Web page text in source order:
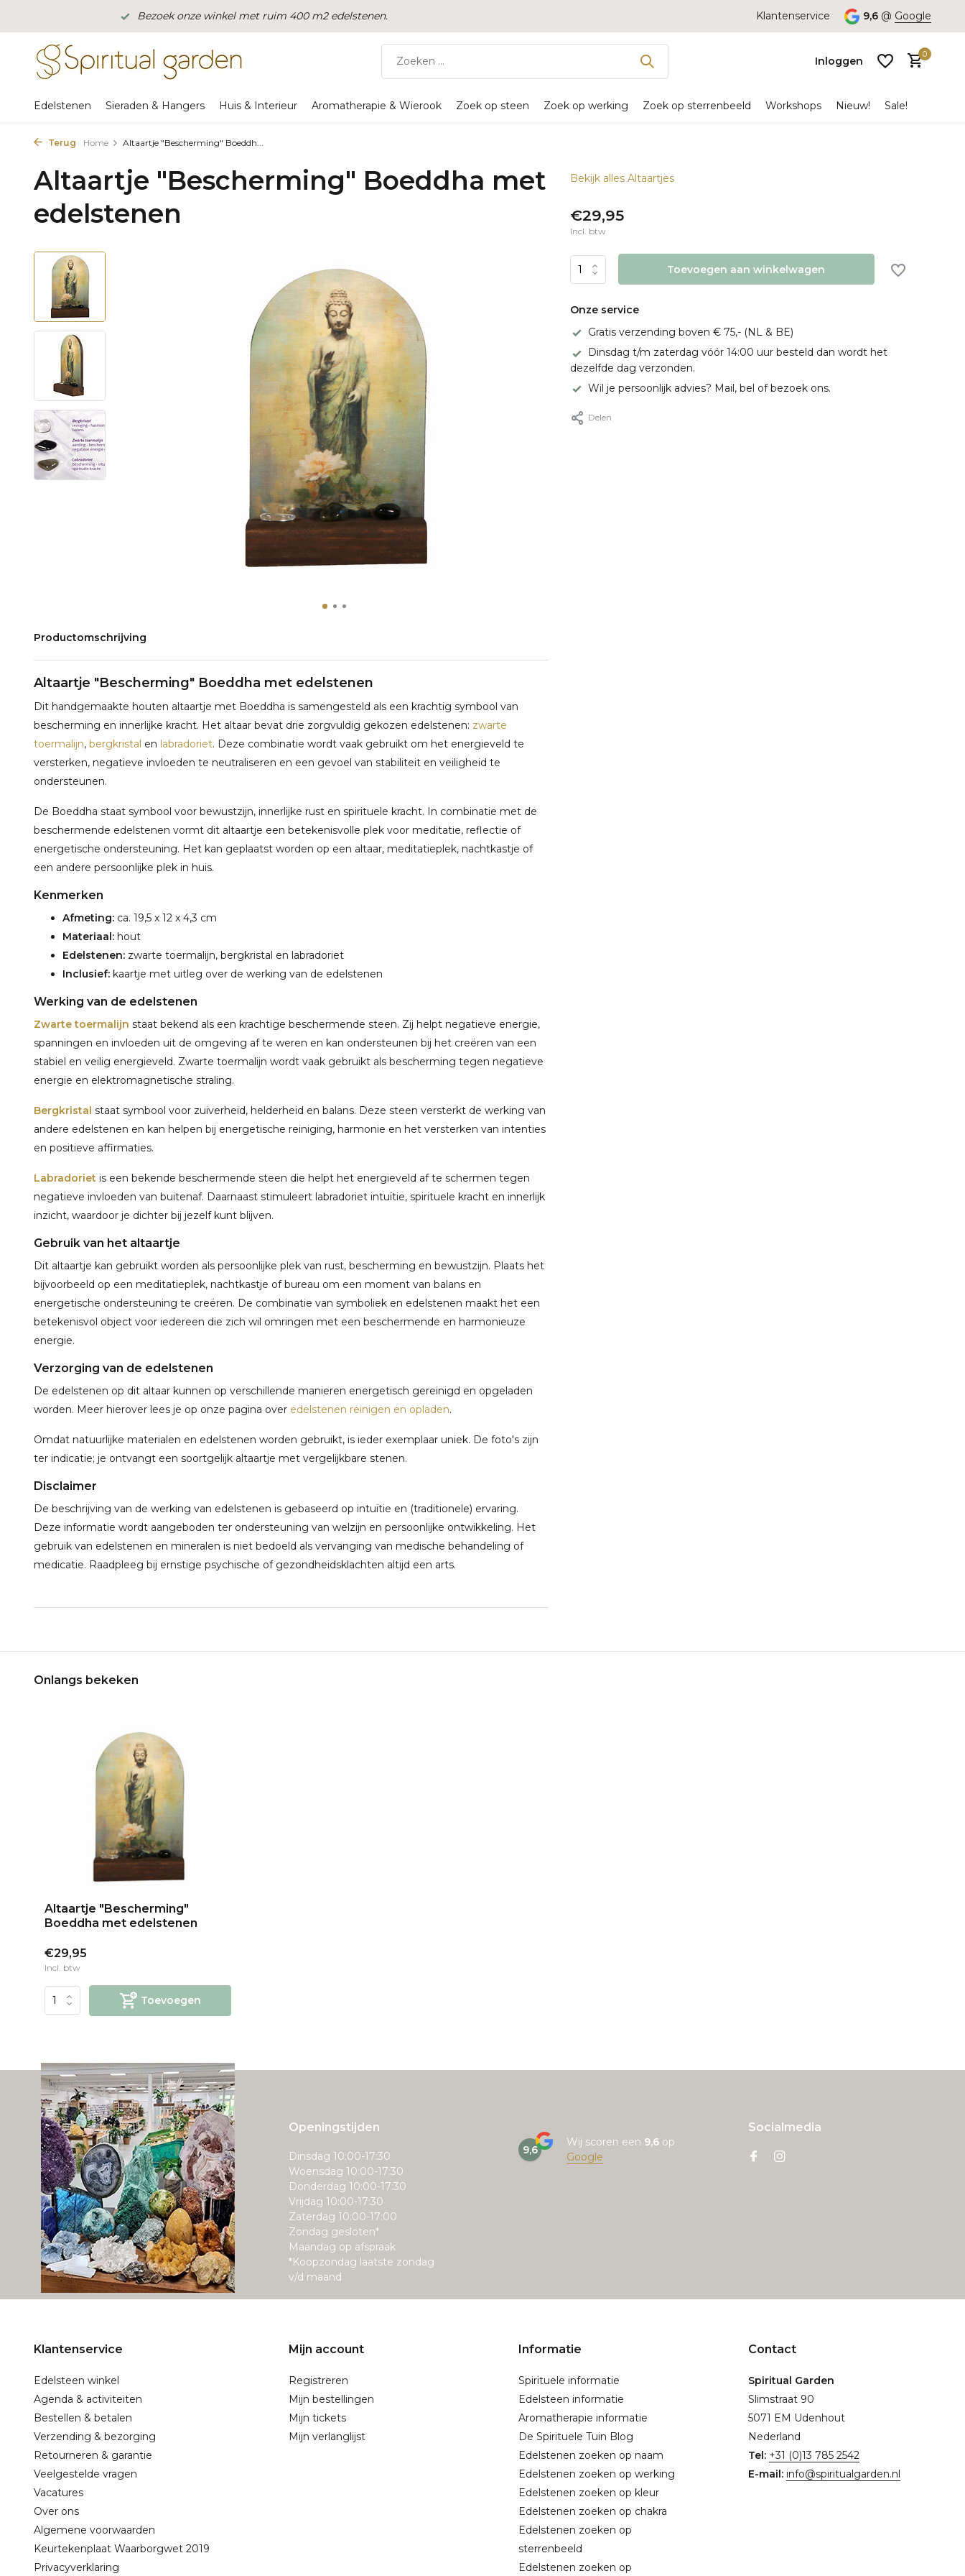
Bezoek onze winkel met ruim 400 m2 edelstenen. Klantenservice 9,6 @ Google
Inloggen
0
Edelstenen Sieraden & Hangers Huis & Interieur Aromatherapie & Wierook Zoek op steen Zoek op werking Zoek op sterrenbeeld Workshops Nieuw! Sale!
Terug Home Altaartje "Bescherming" Boeddh...
Altaartje "Bescherming" Boeddha met
edelstenen
Productomschrijving
Altaartje "Bescherming" Boeddha met edelstenen
Dit handgemaakte houten altaartje met Boeddha is samengesteld als een krachtig symbool van
bescherming en innerlijke kracht. Het altaar bevat drie zorgvuldig gekozen edelstenen: zwarte
toermalijn, bergkristal en labradoriet. Deze combinatie wordt vaak gebruikt om het energieveld te
versterken, negatieve invloeden te neutraliseren en een gevoel van stabiliteit en veiligheid te
ondersteunen.
De Boeddha staat symbool voor bewustzijn, innerlijke rust en spirituele kracht. In combinatie met de
beschermende edelstenen vormt dit altaartje een betekenisvolle plek voor meditatie, reflectie of
energetische ondersteuning. Het kan geplaatst worden op een altaar, meditatieplek, nachtkastje of
een andere persoonlijke plek in huis.
Kenmerken
Afmeting: ca. 19,5 x 12 x 4,3 cm
Materiaal: hout
Edelstenen: zwarte toermalijn, bergkristal en labradoriet
Inclusief: kaartje met uitleg over de werking van de edelstenen
Werking van de edelstenen
Zwarte toermalijn staat bekend als een krachtige beschermende steen. Zij helpt negatieve energie,
spanningen en invloeden uit de omgeving af te weren en kan ondersteunen bij het creëren van een
stabiel en veilig energieveld. Zwarte toermalijn wordt vaak gebruikt als bescherming tegen negatieve
energie en elektromagnetische straling.
Bergkristal staat symbool voor zuiverheid, helderheid en balans. Deze steen versterkt de werking van
andere edelstenen en kan helpen bij energetische reiniging, harmonie en het versterken van intenties
en positieve affirmaties.
Labradoriet is een bekende beschermende steen die helpt het energieveld af te schermen tegen
negatieve invloeden van buitenaf. Daarnaast stimuleert labradoriet intuïtie, spirituele kracht en innerlijk
inzicht, waardoor je dichter bij jezelf kunt blijven.
Gebruik van het altaartje
Dit altaartje kan gebruikt worden als persoonlijke plek van rust, bescherming en bewustzijn. Plaats het
bijvoorbeeld op een meditatieplek, nachtkastje of bureau om een moment van balans en
energetische ondersteuning te creëren. De combinatie van symboliek en edelstenen maakt het een
betekenisvol object voor iedereen die zich wil omringen met een beschermende en harmonieuze
energie.
Verzorging van de edelstenen
De edelstenen op dit altaar kunnen op verschillende manieren energetisch gereinigd en opgeladen
worden. Meer hierover lees je op onze pagina over edelstenen reinigen en opladen.
Omdat natuurlijke materialen en edelstenen worden gebruikt, is ieder exemplaar uniek. De foto's zijn
ter indicatie; je ontvangt een soortgelijk altaartje met vergelijkbare stenen.
Disclaimer
De beschrijving van de werking van edelstenen is gebaseerd op intuïtie en (traditionele) ervaring.
Deze informatie wordt aangeboden ter ondersteuning van welzijn en persoonlijke ontwikkeling. Het
gebruik van edelstenen en mineralen is niet bedoeld als vervanging van medische behandeling of
medicatie. Raadpleeg bij ernstige psychische of gezondheidsklachten altijd een arts.
Bekijk alles Altaartjes
€29,95
Incl. btw
Toevoegen aan winkelwagen
Onze service
Gratis verzending boven € 75,- (NL & BE)
Dinsdag t/m zaterdag vóór 14:00 uur besteld dan wordt het
dezelfde dag verzonden.
Wil je persoonlijk advies? Mail, bel of bezoek ons.
Delen
Onlangs bekeken
Altaartje "Bescherming"
Boeddha met edelstenen
€29,95
Incl. btw
Toevoegen
Openingstijden
Dinsdag 10:00-17:30
Woensdag 10:00-17:30
Donderdag 10:00-17:30
Vrijdag 10:00-17:30
Zaterdag 10:00-17:00
Zondag gesloten*
Maandag op afspraak
*Koopzondag laatste zondag
v/d maand
9,6
Wij scoren een 9,6 op
Google
Socialmedia
Klantenservice
Edelsteen winkel
Agenda & activiteiten
Bestellen & betalen
Verzending & bezorging
Retourneren & garantie
Veelgestelde vragen
Vacatures
Over ons
Algemene voorwaarden
Keurtekenplaat Waarborgwet 2019
Privacyverklaring
Mijn account
Registreren
Mijn bestellingen
Mijn tickets
Mijn verlanglijst
Informatie
Spirituele informatie
Edelsteen informatie
Aromatherapie informatie
De Spirituele Tuin Blog
Edelstenen zoeken op naam
Edelstenen zoeken op werking
Edelstenen zoeken op kleur
Edelstenen zoeken op chakra
Edelstenen zoeken op
sterrenbeeld
Edelstenen zoeken op
Contact
Spiritual Garden
Slimstraat 90
5071 EM Udenhout
Nederland
Tel: +31 (0)13 785 2542
E-mail: info@spiritualgarden.nl